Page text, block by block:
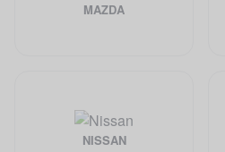
MAZDA
NISSAN